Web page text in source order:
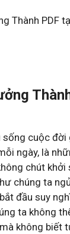
Thành PDF
sống cuộc
ngày, là
chút khởi
chúng ta
đầu suy
ta không
không biết